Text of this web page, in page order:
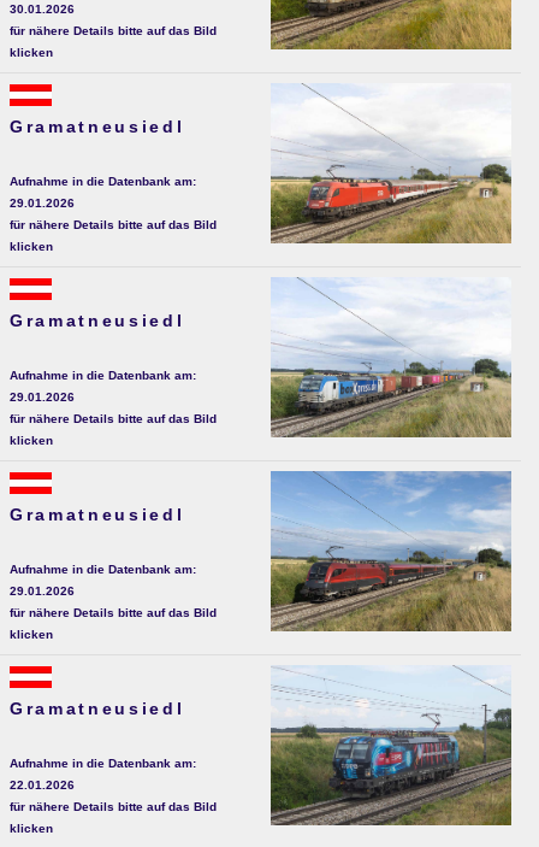
30.01.2026
für nähere Details bitte auf das Bild
klicken
Gramatneusiedl
Aufnahme in die Datenbank am:
29.01.2026
für nähere Details bitte auf das Bild
klicken
Gramatneusiedl
Aufnahme in die Datenbank am:
29.01.2026
für nähere Details bitte auf das Bild
klicken
Gramatneusiedl
Aufnahme in die Datenbank am:
29.01.2026
für nähere Details bitte auf das Bild
klicken
Gramatneusiedl
Aufnahme in die Datenbank am:
22.01.2026
für nähere Details bitte auf das Bild
klicken